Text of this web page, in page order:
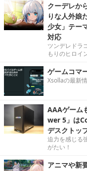
クーデレか
りな人外娘
少女」テー
対応
ツンデレドラ
もりのヒロイ
ゲームコマ
Xsollaの最新
AAAゲーム
wer 5」は
デスクトッ
迫力を感じる
がたい！
アニマや新